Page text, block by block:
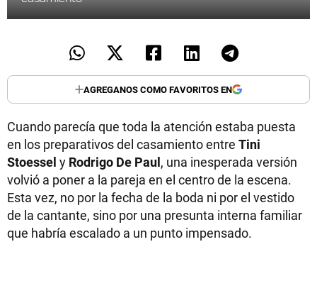
AGREGANOS COMO FAVORITOS EN
Cuando parecía que toda la atención estaba puesta
en los preparativos del casamiento entre Tini
Stoessel y Rodrigo De Paul, una inesperada versión
volvió a poner a la pareja en el centro de la escena.
Esta vez, no por la fecha de la boda ni por el vestido
de la cantante, sino por una presunta interna familiar
que habría escalado a un punto impensado.